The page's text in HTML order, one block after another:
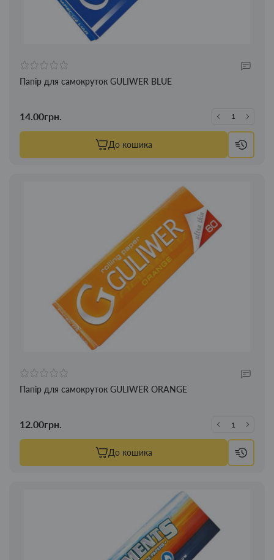
Папір для самокруток GULIWER BLUE
14.00грн.
До кошика
Папір для самокруток GULIWER ORANGE
12.00грн.
До кошика